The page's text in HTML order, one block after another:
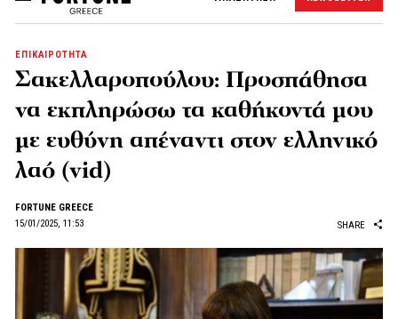
ΕΠΙΚΑΙΡΟΤΗΤΑ
Σακελλαροπούλου: Προσπάθησα
να εκπληρώσω τα καθήκοντά μου
με ευθύνη απέναντι στον ελληνικό
λαό (vid)
FORTUNE GREECE
15/01/2025, 11:53
SHARE